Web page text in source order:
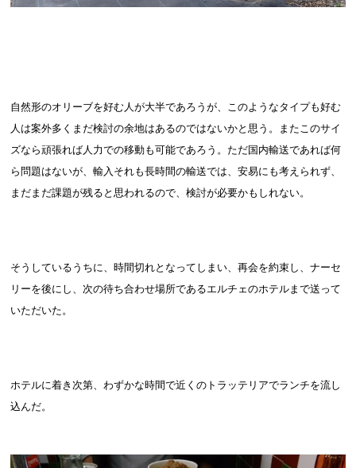
自然形のオリーブを好む人が大半であろうが、このようなタイプも好む
人は案外多くまだ検討の余地はあるのではないかと思う。またこのサイ
ズなら頑張れば人力での移動も可能であろう。ただ国内輸送であれば何
ら問題はないが、輸入それも長時間の輸送では、安易にも考えられず、
まだまだ課題が残ると思われるので、検討が必要かもしれない。
そうしているうちに、時間切れとなってしまい、再会を約束し、ナーセ
リーを後にし、次の待ち合わせ場所であるエルチェのホテルまで送って
いただいた。
ホテルに着き次第、わずかな時間で近くのトラッテリアでランチを流し
込んだ。